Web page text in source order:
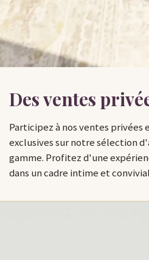
Des ventes
Participez à nos ventes privées
exclusives sur notre sélection
gamme. Profitez d'une
dans un cadre intime et